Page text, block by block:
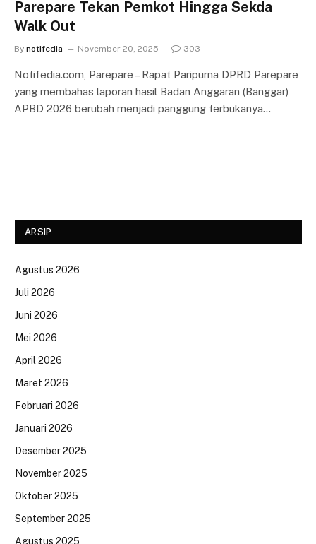
Parepare Tekan Pemkot Hingga Sekda
Walk Out
By notifedia November 20, 2025 303
Notifedia.com, Parepare – Rapat Paripurna DPRD Parepare
yang membahas laporan hasil Badan Anggaran (Banggar)
APBD 2026 berubah menjadi panggung terbukanya…
ARSIP
Agustus 2026
Juli 2026
Juni 2026
Mei 2026
April 2026
Maret 2026
Februari 2026
Januari 2026
Desember 2025
November 2025
Oktober 2025
September 2025
Agustus 2025